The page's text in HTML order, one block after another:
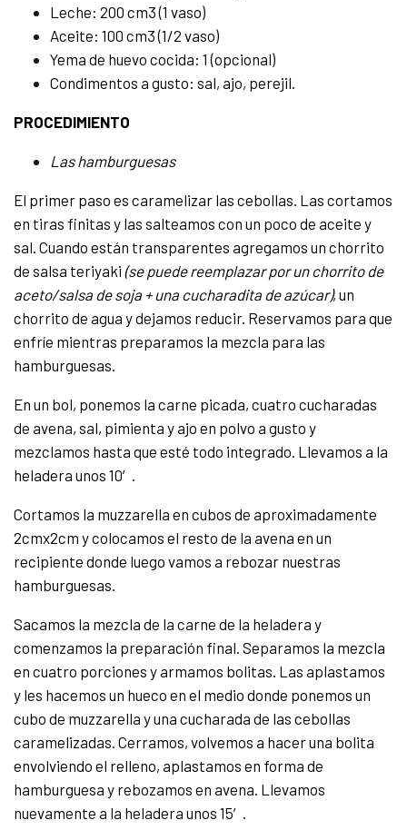
Leche: 200 cm3 (1 vaso)
Aceite: 100 cm3 (1/2 vaso)
Yema de huevo cocida: 1 (opcional)
Condimentos a gusto: sal, ajo, perejil.
PROCEDIMIENTO
Las hamburguesas
El primer paso es caramelizar las cebollas. Las cortamos
en tiras finitas y las salteamos con un poco de aceite y
sal. Cuando están transparentes agregamos un chorrito
de salsa teriyaki (se puede reemplazar por un chorrito de
aceto/salsa de soja + una cucharadita de azúcar), un
chorrito de agua y dejamos reducir. Reservamos para que
enfríe mientras preparamos la mezcla para las
hamburguesas.
En un bol, ponemos la carne picada, cuatro cucharadas
de avena, sal, pimienta y ajo en polvo a gusto y
mezclamos hasta que esté todo integrado. Llevamos a la
heladera unos 10′.
Cortamos la muzzarella en cubos de aproximadamente
2cmx2cm y colocamos el resto de la avena en un
recipiente donde luego vamos a rebozar nuestras
hamburguesas.
Sacamos la mezcla de la carne de la heladera y
comenzamos la preparación final. Separamos la mezcla
en cuatro porciones y armamos bolitas. Las aplastamos
y les hacemos un hueco en el medio donde ponemos un
cubo de muzzarella y una cucharada de las cebollas
caramelizadas. Cerramos, volvemos a hacer una bolita
envolviendo el relleno, aplastamos en forma de
hamburguesa y rebozamos en avena. Llevamos
nuevamente a la heladera unos 15′.